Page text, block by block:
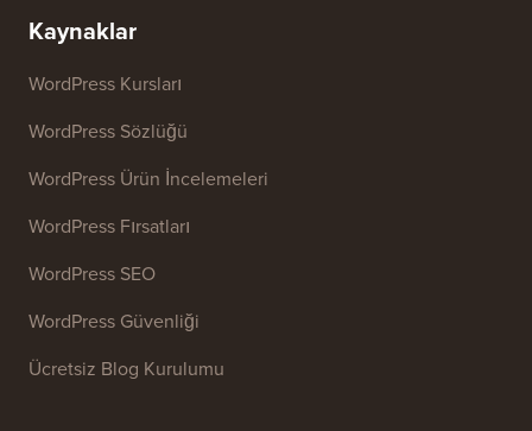
Kaynaklar
WordPress Kursları
WordPress Sözlüğü
WordPress Ürün İncelemeleri
WordPress Fırsatları
WordPress SEO
WordPress Güvenliği
Ücretsiz Blog Kurulumu